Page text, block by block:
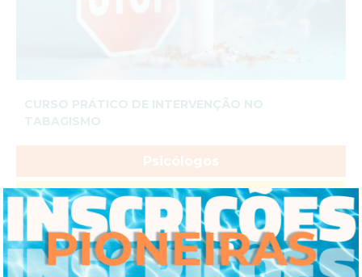
CURSO PRÁTICO DE INTERVENÇÃO NO
TABAGISMO
Psicólogos
Médicos
Outros Profissionais